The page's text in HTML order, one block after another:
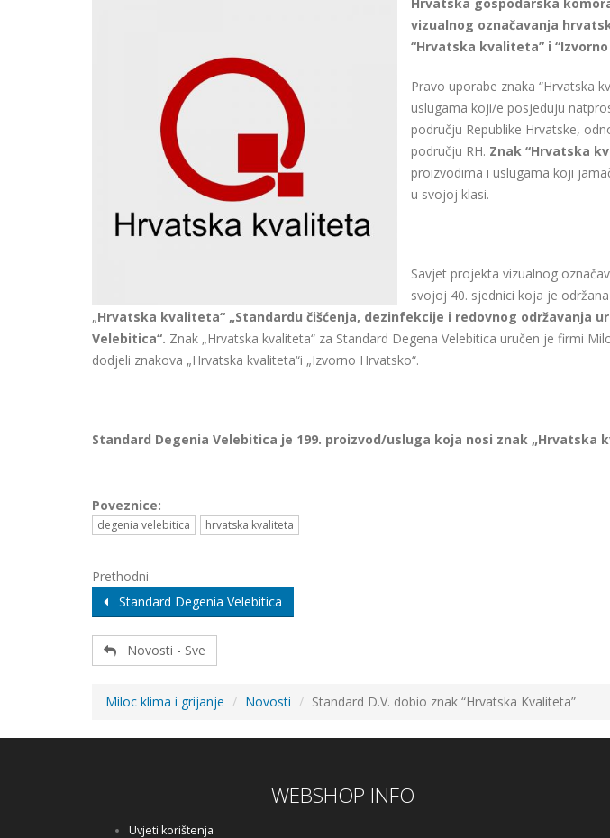
vizualnog označavanja
“Hrvatska kvaliteta” i
Pravo uporabe znaka “Hrvatska
uslugama koji/e posjeduju
području Republike Hrvatske,
području RH. Znak “Hrvatska
proizvodima i uslugama koji
u svojoj klasi.
Savjet projekta vizualnog
svojoj 40. sjednici koja je
„Hrvatska kvaliteta“ „Standardu čišćenja, dezinfekcije i redovnog održavanja
Velebitica“. Znak „Hrvatska kvaliteta“ za Standard Degena Velebitica uručen je firmi
dodjeli znakova „Hrvatska kvaliteta“i „Izvorno Hrvatsko“.
Standard Degenia Velebitica je 199. proizvod/usluga koja nosi znak „Hrvatska
Poveznice:
degenia velebitica hrvatska kvaliteta
Prethodni
Standard Degenia Velebitica
Novosti - Sve
Miloc klima i grijanje Novosti Standard D.V. dobio znak “Hrvatska Kvaliteta”
WEBSHOP INFO
Uvjeti korištenja